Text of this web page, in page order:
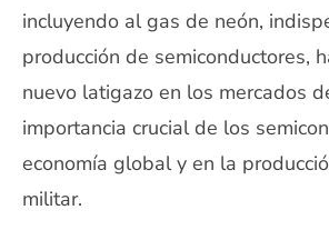
incluyendo al gas de neón,
producción de semiconductores,
nuevo latigazo en los mercados
importancia crucial de los
economía global y en la
militar.